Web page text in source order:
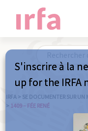
IRFA > SE DOCUMENTER SUR UN
> 1409 – FÉE RENÉ
S'inscrire à la
up for the IRFA